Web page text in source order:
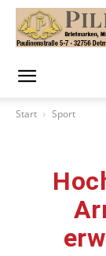
Start Sport